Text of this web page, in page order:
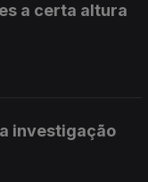
a certa altura
investigação